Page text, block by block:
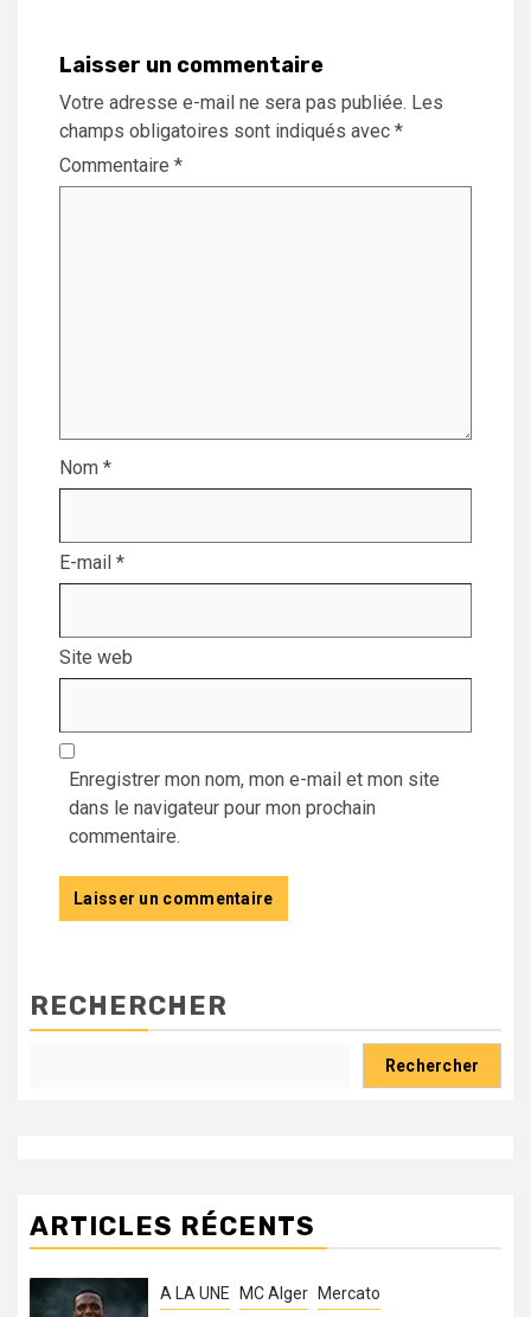
Laisser un commentaire
Votre adresse e-mail ne sera pas publiée. Les
champs obligatoires sont indiqués avec *
Commentaire *
Nom *
E-mail *
Site web
Enregistrer mon nom, mon e-mail et mon site
dans le navigateur pour mon prochain
commentaire.
RECHERCHER
Rechercher
ARTICLES RÉCENTS
A LA UNE MC Alger Mercato